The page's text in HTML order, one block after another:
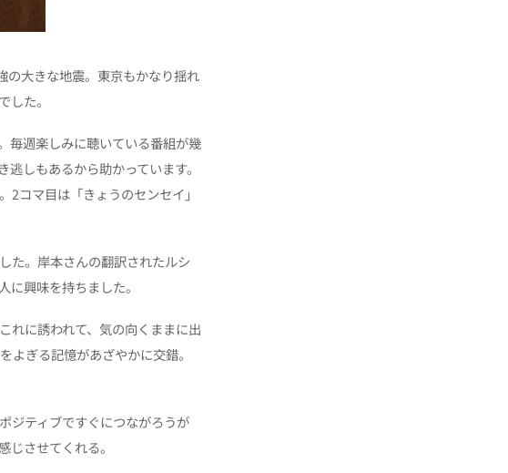
の大きな地震。東京もかなり揺れ
た。
毎週楽しみに聴いている番組が幾
しもあるから助かっています。
コマ目は「きょうのセンセイ」
た。岸本さんの翻訳されたルシ
興味を持ちました。
れに誘われて、気の向くままに出
よぎる記憶があざやかに交錯。
ジティブですぐにつながろうが
させてくれる。